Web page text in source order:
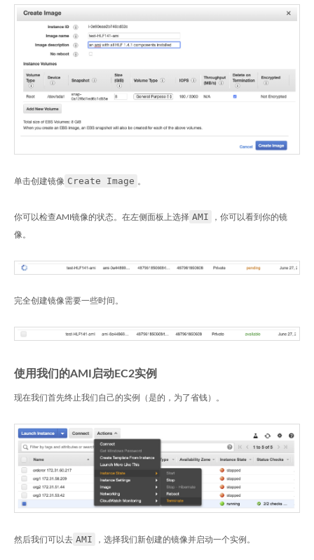
单击创建镜像 Create Image 。
你可以检查AMI镜像的状态。在左侧面板上选择 AMI ，你可以看到你的镜
像。
完全创建镜像需要一些时间。
使用我们的AMI启动EC2实例
现在我们首先终止我们自己的实例（是的，为了省钱）。
然后我们可以去 AMI ，选择我们新创建的镜像并启动一个实例。